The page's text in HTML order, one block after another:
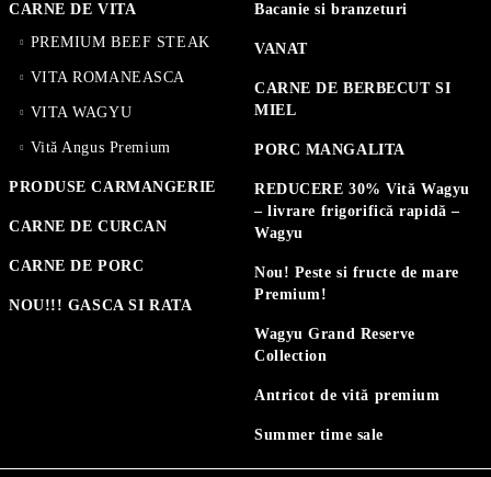
CARNE DE VITA
PREMIUM BEEF STEAK
VITA ROMANEASCA
VITA WAGYU
Vită Angus Premium
PRODUSE CARMANGERIE
CARNE DE CURCAN
CARNE DE PORC
NOU!!! GASCA SI RATA
Bacanie si branzeturi
VANAT
CARNE DE BERBECUT SI
MIEL
PORC MANGALITA
REDUCERE 30% Vită Wagyu
– livrare frigorifică rapidă –
Wagyu
Nou! Peste si fructe de mare
Premium!
Wagyu Grand Reserve
Collection
Antricot de vită premium
Summer time sale